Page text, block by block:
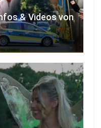
& Videos von